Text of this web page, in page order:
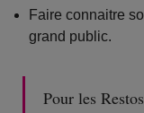
Faire connaitre
grand public.
Pour les